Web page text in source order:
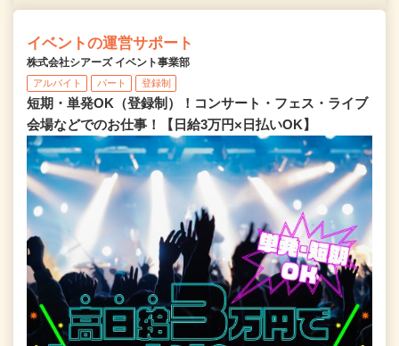
イベントの運営サポート
株式会社シアーズ イベント事業部
アルバイト パート 登録制
短期・単発OK（登録制）！コンサート・フェス・ライブ
会場などでのお仕事！【日給3万円×日払いOK】